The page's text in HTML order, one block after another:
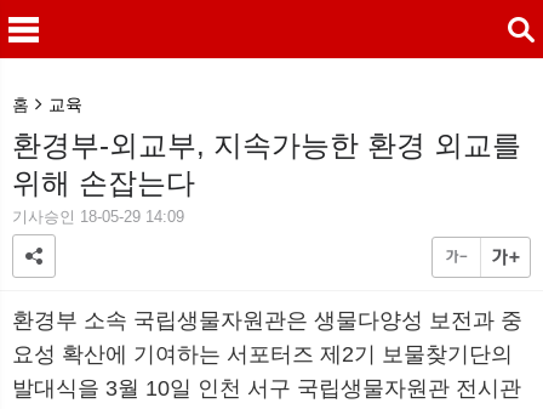
�޴�
홈 교육
환경부-외교부, 지속가능한 환경 외교를
위해 손잡는다
기사승인 18-05-29 14:09
환경부 소속 국립생물자원관은 생물다양성 보전과 중
요성 확산에 기여하는 서포터즈 제2기 보물찾기단의
발대식을 3월 10일 인천 서구 국립생물자원관 전시관